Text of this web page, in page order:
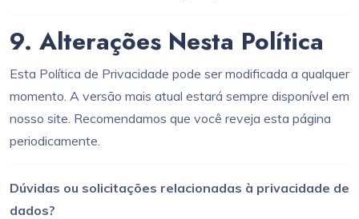
9. Alterações Nesta Política
Esta Política de Privacidade pode ser modificada a qualquer
momento. A versão mais atual estará sempre disponível em
nosso site. Recomendamos que você reveja esta página
periodicamente.
Dúvidas ou solicitações relacionadas à privacidade de
dados?